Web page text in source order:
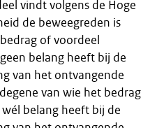
vindt volgens de Hoge
de beweegreden is
of voordeel
belang heeft bij de
van het ontvangende
van wie het bedrag
belang heeft bij de